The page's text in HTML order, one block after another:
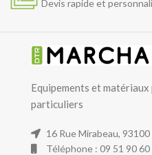
Devis rapide et
Equipements et
particuliers
16 Rue Mirabeau,
Téléphone : 09 51 90 60